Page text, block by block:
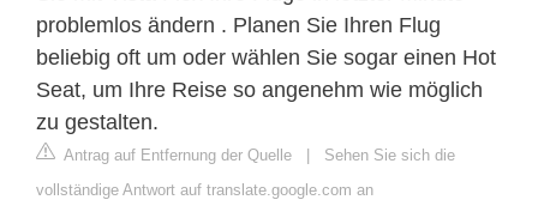
problemlos ändern . Planen Sie Ihren Flug
beliebig oft um oder wählen Sie sogar einen Hot
Seat, um Ihre Reise so angenehm wie möglich
zu gestalten.
Antrag auf Entfernung der Quelle | Sehen Sie sich die
vollständige Antwort auf translate.google.com an